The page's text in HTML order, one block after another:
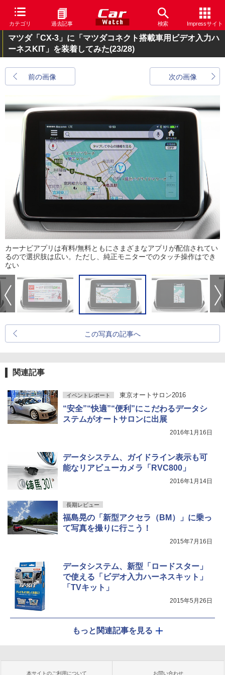
カテゴリ 過去記事 検索 Impressサイト
マツダ「CX-3」に「マツダコネクト搭載車用ビデオ入力ハ
ーネスKIT」を装着してみた(23/28)
前の画像 次の画像
カーナビアプリは有料/無料ともにさまざまなアプリが配信されてい
るので選択肢は広い。ただし、純正モニターでのタッチ操作はでき
ない
この写真の記事へ
関連記事
イベントレポート 東京オートサロン2016
“安全”“快適”“便利”にこだわるデータシ
ステムがオートサロンに出展
2016年1月16日
データシステム、ガイドライン表示も可
能なリアビューカメラ「RVC800」
2016年1月14日
長期レビュー
福島晃の「新型アクセラ（BM）」に乗っ
て写真を撮りに行こう！
2015年7月16日
データシステム、新型「ロードスター」
で使える「ビデオ入力ハーネスキット」
「TVキット」
2015年5月26日
もっと関連記事を見る
本サイトのご利用について お問い合わせ